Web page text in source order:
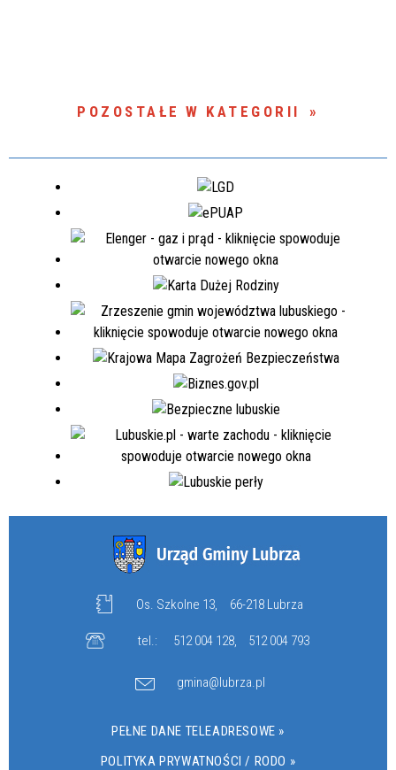
POZOSTAŁE W KATEGORII
Os. Szkolne 13, 66-218 Lubrza
tel.: 512 004 128 512 004 793
gmina@lubrza.pl
PEŁNE DANE TELEADRESOWE »
POLITYKA PRYWATNOŚCI / RODO »